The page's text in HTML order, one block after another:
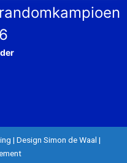
| Design Simon de Waal |